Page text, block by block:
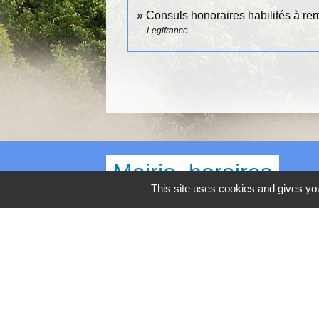
Consuls honoraires habilités à
Legifrance
Mairie, horaires
This site uses cookies and gives